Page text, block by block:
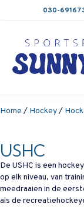
030-
Home / Hockey/
USHC
De USHC is een
op elk niveau, van
meedraaien in de
als de